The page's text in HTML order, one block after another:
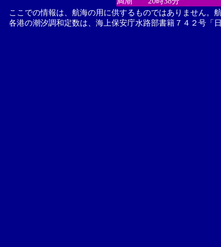
ここでの情報は、航海の用に供するものではありません。
各港の潮汐調和定数は、海上保安庁水路部書籍７４２号「